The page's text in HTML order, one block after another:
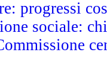
progressi
sociale: